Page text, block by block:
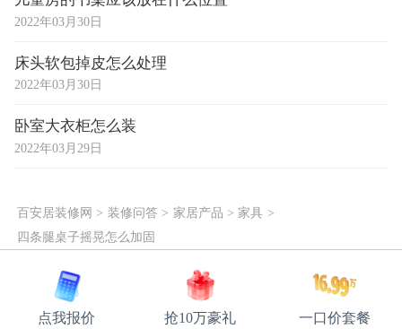
2022年03月30日
床头软包掉皮怎么处理
2022年03月30日
卧室大衣柜怎么装
2022年03月29日
百安居装修网 > 装修问答 > 家居产品 > 家具 >
四条腿桌子摇晃怎么加固
点我报价 抢10万豪礼 一口价套餐